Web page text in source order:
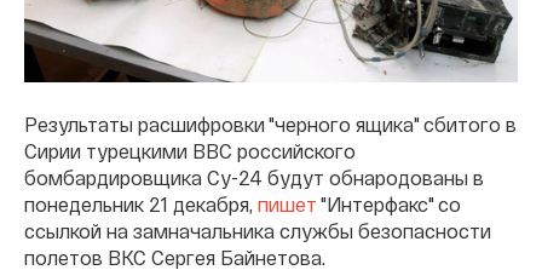
Результаты расшифровки "черного ящика" сбитого в
Сирии турецкими ВВС российского
бомбардировщика Су-24 будут обнародованы в
понедельник 21 декабря, пишет "Интерфакс" со
ссылкой на замначальника службы безопасности
полетов ВКС Сергея Байнетова.